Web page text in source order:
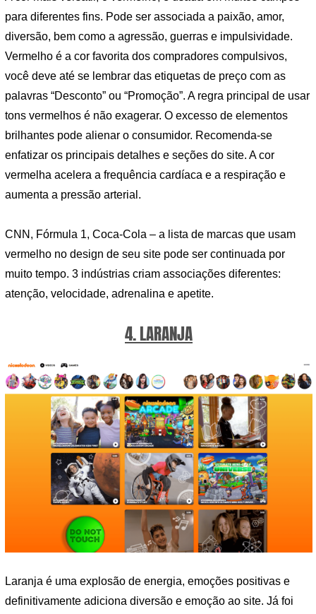
para diferentes fins. Pode ser associada a paixão, amor,
diversão, bem como a agressão, guerras e impulsividade.
Vermelho é a cor favorita dos compradores compulsivos,
você deve até se lembrar das etiquetas de preço com as
palavras “Desconto” ou “Promoção”. A regra principal de usar
tons vermelhos é não exagerar. O excesso de elementos
brilhantes pode alienar o consumidor. Recomenda-se
enfatizar os principais detalhes e seções do site. A cor
vermelha acelera a frequência cardíaca e a respiração e
aumenta a pressão arterial.
CNN, Fórmula 1, Coca-Cola – a lista de marcas que usam
vermelho no design de seu site pode ser continuada por
muito tempo. 3 indústrias criam associações diferentes:
atenção, velocidade, adrenalina e apetite.
4. LARANJA
Laranja é uma explosão de energia, emoções positivas e
definitivamente adiciona diversão e emoção ao site. Já foi